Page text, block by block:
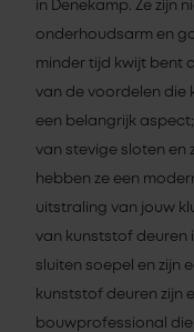
in Denekamp. Ze zijn
onderhoudsarm en
minder tijd kwijt bent
van de voordelen die
een belangrijk
van stevige sloten en
hebben ze een
uitstraling van jouw
van kunststof deuren
sluiten soepel en zijn
kunststof deuren zijn
bouwprofessional die